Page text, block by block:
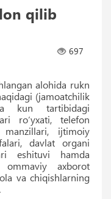
qilib
697
alohida rukn
(jamoatchilik
kun tartibidagi
ro‘yxati, telefon
ijtimoiy
davlat organi
eshituvi hamda
ommaviy axborot
va chiqishlarning